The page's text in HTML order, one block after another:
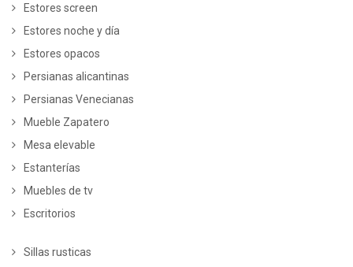
Estores screen
Estores noche y día
Estores opacos
Persianas alicantinas
Persianas Venecianas
Mueble Zapatero
Mesa elevable
Estanterías
Muebles de tv
Escritorios
Sillas rusticas